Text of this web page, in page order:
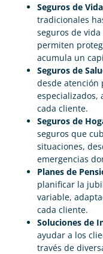
Seguros de Vida
tradicionales
seguros de
permiten
acumula un
Seguros de
desde atención
especializados,
cada cliente.
Seguros de
seguros que
situaciones,
emergencias
Planes de
planificar la
variable,
cada cliente.
Soluciones de
ayudar a los
través de